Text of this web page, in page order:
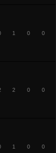
1 0 0
2 0 0
1 0 0